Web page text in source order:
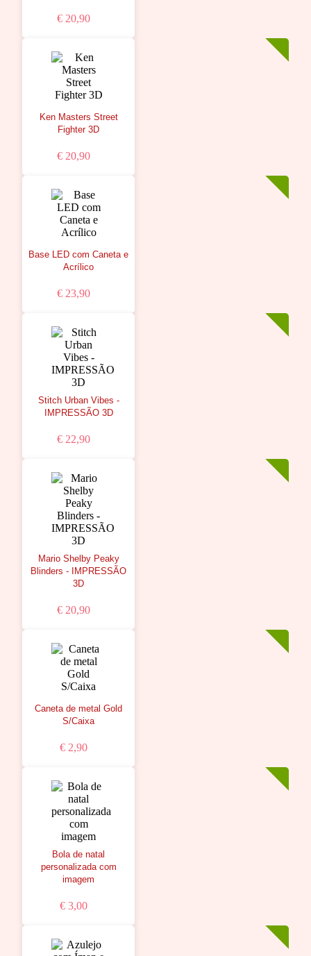
€ 20,90
Ken Masters Street
Fighter 3D
€ 20,90
Base LED com Caneta e
Acrílico
€ 23,90
Stitch Urban Vibes -
IMPRESSÃO 3D
€ 22,90
Mario Shelby Peaky
Blinders - IMPRESSÃO
3D
€ 20,90
Caneta de metal Gold
S/Caixa
€ 2,90
Bola de natal
personalizada com
imagem
€ 3,00